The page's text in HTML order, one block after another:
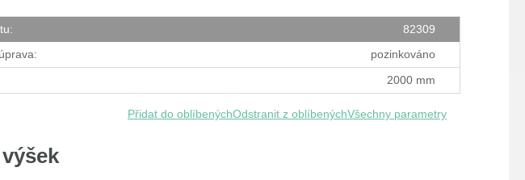
82309
pozinkováno
2000 mm
Přidat do oblíbenýchOdstranit z oblíbenýchVšechny parametry